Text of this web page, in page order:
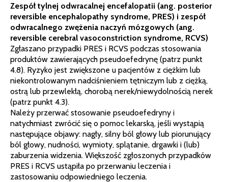
Zespół tylnej odwracalnej encefalopatii (ang. posterior
reversible encephalopathy syndrome, PRES) i zespół
odwracalnego zwężenia naczyń mózgowych (ang.
reversible cerebral vasoconstriction syndrome, RCVS)
Zgłaszano przypadki PRES i RCVS podczas stosowania
produktów zawierających pseudoefedrynę (patrz punkt
4.8). Ryzyko jest zwiększone u pacjentów z ciężkim lub
niekontrolowanym nadciśnieniem tętniczym lub z ciężką,
ostrą lub przewlekłą, chorobą nerek/niewydolnością nerek
(patrz punkt 4.3).
Należy przerwać stosowanie pseudoefedryny i
natychmiast zwrócić się o pomoc lekarską, jeśli wystąpią
następujące objawy: nagły, silny ból głowy lub pioru­nujący
ból głowy, nudności, wymioty, splątanie, drgawki i (lub)
zaburzenia widzenia. Większość zgłoszonych przypadków
PRES i RCVS ustąpiła po przerwaniu leczenia i
zastosowaniu odpowiedniego leczenia.